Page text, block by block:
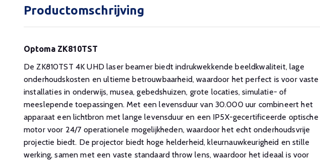
Productomschrijving
Optoma ZK810TST
De ZK810TST 4K UHD laser beamer biedt indrukwekkende beeldkwaliteit, lage
onderhoudskosten en ultieme betrouwbaarheid, waardoor het perfect is voor vaste
installaties in onderwijs, musea, gebedshuizen, grote locaties, simulatie- of
meeslepende toepassingen. Met een levensduur van 30.000 uur combineert het
apparaat een lichtbron met lange levensduur en een IP5X-gecertificeerde optische
motor voor 24/7 operationele mogelijkheden, waardoor het echt onderhoudsvrije
projectie biedt. De projector biedt hoge helderheid, kleurnauwkeurigheid en stille
werking, samen met een vaste standaard throw lens, waardoor het ideaal is voor